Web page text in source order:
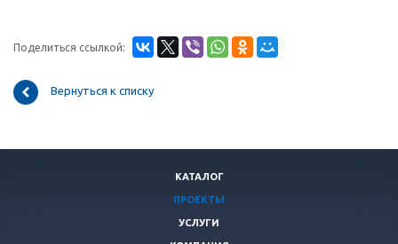
Поделиться ссылкой:
Вернуться к списку
КАТАЛОГ
ПРОЕКТЫ
УСЛУГИ